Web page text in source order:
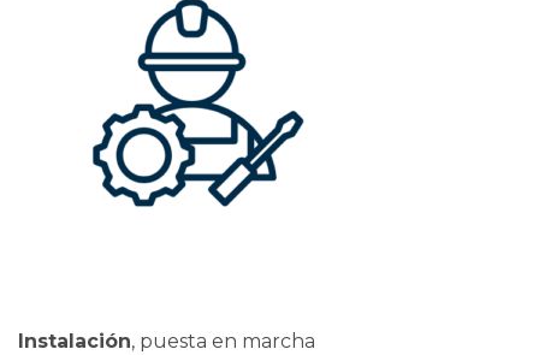
Instalación, puesta en marcha